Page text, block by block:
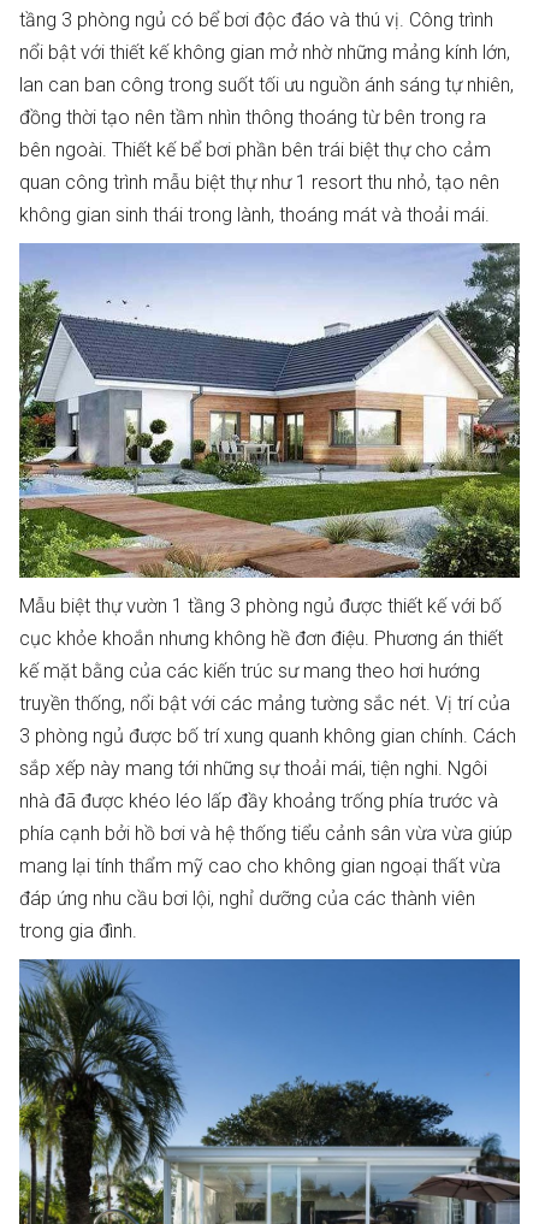
tầng 3 phòng ngủ có bể bơi độc đáo và thú vị. Công trình
nổi bật với thiết kế không gian mở nhờ những mảng kính lớn,
lan can ban công trong suốt tối ưu nguồn ánh sáng tự nhiên,
đồng thời tạo nên tầm nhìn thông thoáng từ bên trong ra
bên ngoài. Thiết kế bể bơi phần bên trái biệt thự cho cảm
quan công trình mẫu biệt thự như 1 resort thu nhỏ, tạo nên
không gian sinh thái trong lành, thoáng mát và thoải mái.
Mẫu biệt thự vườn 1 tầng 3 phòng ngủ được thiết kế với bố
cục khỏe khoắn nhưng không hề đơn điệu. Phương án thiết
kế mặt bằng của các kiến trúc sư mang theo hơi hướng
truyền thống, nổi bật với các mảng tường sắc nét. Vị trí của
3 phòng ngủ được bố trí xung quanh không gian chính. Cách
sắp xếp này mang tới những sự thoải mái, tiện nghi. Ngôi
nhà đã được khéo léo lấp đầy khoảng trống phía trước và
phía cạnh bởi hồ bơi và hệ thống tiểu cảnh sân vừa vừa giúp
mang lại tính thẩm mỹ cao cho không gian ngoại thất vừa
đáp ứng nhu cầu bơi lội, nghỉ dưỡng của các thành viên
trong gia đình.